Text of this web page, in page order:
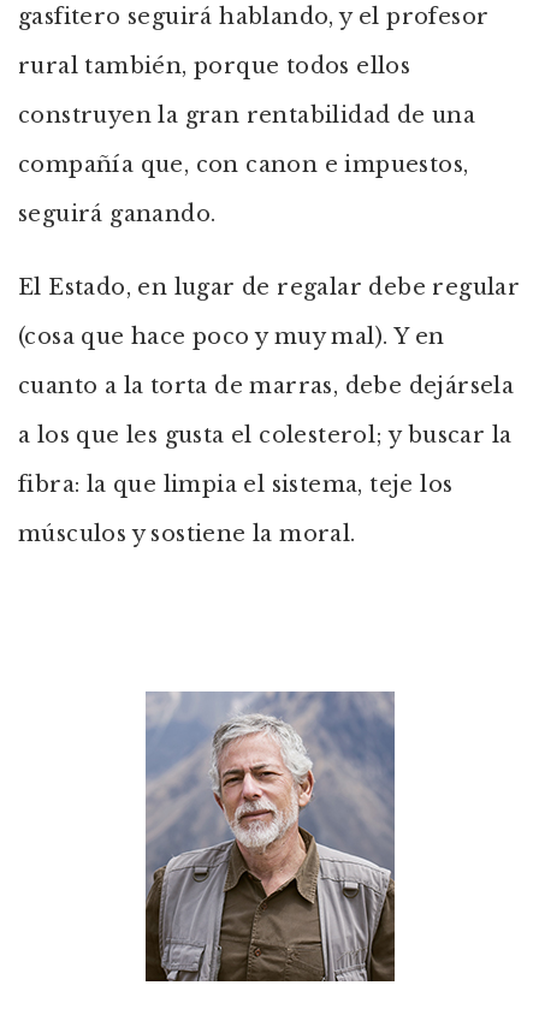
gasfitero seguirá hablando, y el profesor
rural también, porque todos ellos
construyen la gran rentabilidad de una
compañía que, con canon e impuestos,
seguirá ganando.
El Estado, en lugar de regalar debe regular
(cosa que hace poco y muy mal). Y en
cuanto a la torta de marras, debe dejársela
a los que les gusta el colesterol; y buscar la
fibra: la que limpia el sistema, teje los
músculos y sostiene la moral.